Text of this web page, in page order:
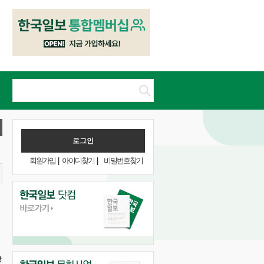
회원가입| 아이디찾기 비밀번호찾기